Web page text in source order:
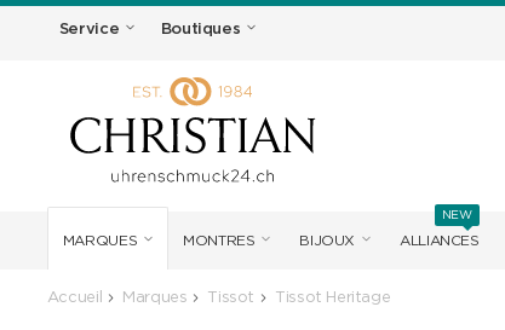
Service Boutiques
MARQUES MONTRES BIJOUX ALLIANCES
NEW
Accueil Marques Tissot Tissot Heritage